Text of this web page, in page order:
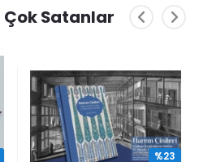
Çok Satanlar
%23